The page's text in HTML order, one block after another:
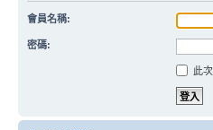
會員名稱:
密碼:
此